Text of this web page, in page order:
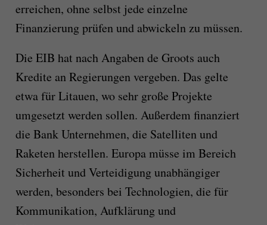
erreichen, ohne selbst jede einzelne
Finanzierung prüfen und abwickeln zu müssen.
Die EIB hat nach Angaben de Groots auch
Kredite an Regierungen vergeben. Das gelte
etwa für Litauen, wo sehr große Projekte
umgesetzt werden sollen. Außerdem finanziert
die Bank Unternehmen, die Satelliten und
Raketen herstellen. Europa müsse im Bereich
Sicherheit und Verteidigung unabhängiger
werden, besonders bei Technologien, die für
Kommunikation, Aufklärung und